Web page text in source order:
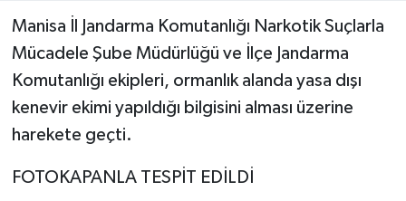
Manisa İl Jandarma Komutanlığı Narkotik Suçlarla
Mücadele Şube Müdürlüğü ve İlçe Jandarma
Komutanlığı ekipleri, ormanlık alanda yasa dışı
kenevir ekimi yapıldığı bilgisini alması üzerine
harekete geçti.
FOTOKAPANLA TESPİT EDİLDİ